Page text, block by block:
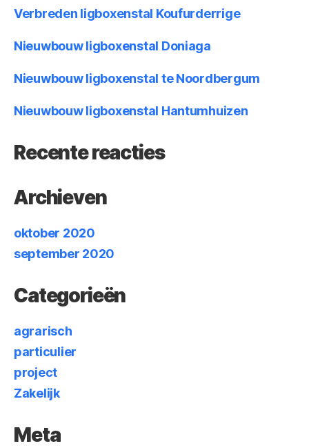
Verbreden ligboxenstal Koufurderrige
Nieuwbouw ligboxenstal Doniaga
Nieuwbouw ligboxenstal te Noordbergum
Nieuwbouw ligboxenstal Hantumhuizen
Recente reacties
Archieven
oktober 2020
september 2020
Categorieën
agrarisch
particulier
project
Zakelijk
Meta